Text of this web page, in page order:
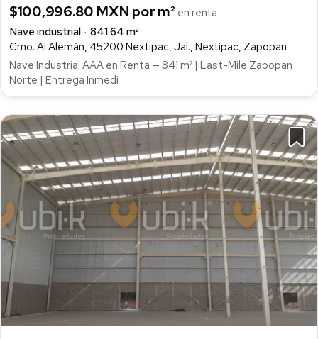
$100,996.80 MXN por m² en renta
Nave industrial
841.64 m²
Cmo. Al Alemán, 45200 Nextipac, Jal., Nextipac, Zapopan
Nave Industrial AAA en Renta — 841 m² | Last-Mile Zapopan
Norte | Entrega Inmedi